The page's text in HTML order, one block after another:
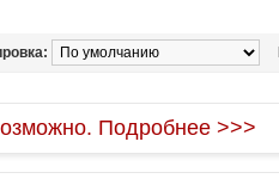
Подробнее >>>